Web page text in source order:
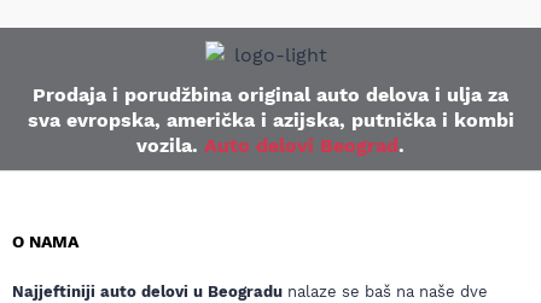
Prodaja i porudžbina original auto delova i ulja za
sva evropska, američka i azijska, putnička i kombi
vozila. Auto delovi Beograd.
O NAMA
Najjeftiniji auto delovi u Beogradu nalaze se baš na naše dve